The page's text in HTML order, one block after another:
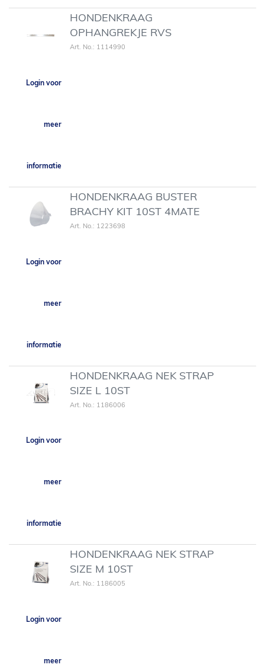
HONDENKRAAG
OPHANGREKJE RVS
Art. No.: 1114990
Login voor
meer
informatie
HONDENKRAAG BUSTER
BRACHY KIT 10ST 4MATE
Art. No.: 1223698
Login voor
meer
informatie
HONDENKRAAG NEK STRAP
SIZE L 10ST
Art. No.: 1186006
Login voor
meer
informatie
HONDENKRAAG NEK STRAP
SIZE M 10ST
Art. No.: 1186005
Login voor
meer